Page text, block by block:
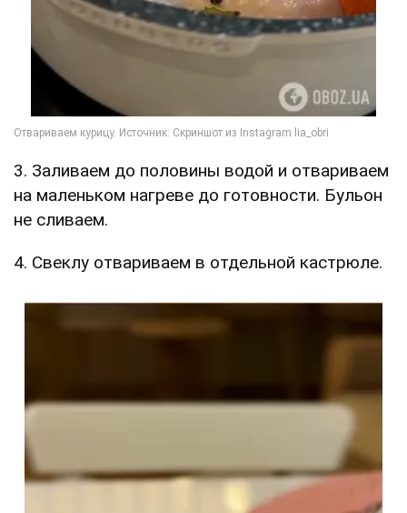
3. Заливаем до половины водой и отвариваем
на маленьком нагреве до готовности. Бульон
не сливаем.
4. Свеклу отвариваем в отдельной кастрюле.